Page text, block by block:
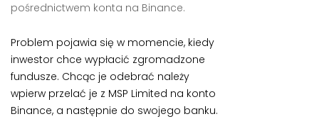
pośrednictwem konta na Binance.
Problem pojawia się w momencie, kiedy
inwestor chce wypłacić zgromadzone
fundusze. Chcąc je odebrać należy
wpierw przelać je z MSP Limited na konto
Binance, a następnie do swojego banku.